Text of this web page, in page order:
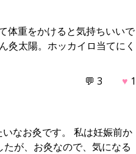
体重をかけると気持ちいいで
灸太陽。ホッカイロ当てにく
💬 3 ♥ 1
なお灸です。 私は妊娠前か
が、お灸なので、気になる